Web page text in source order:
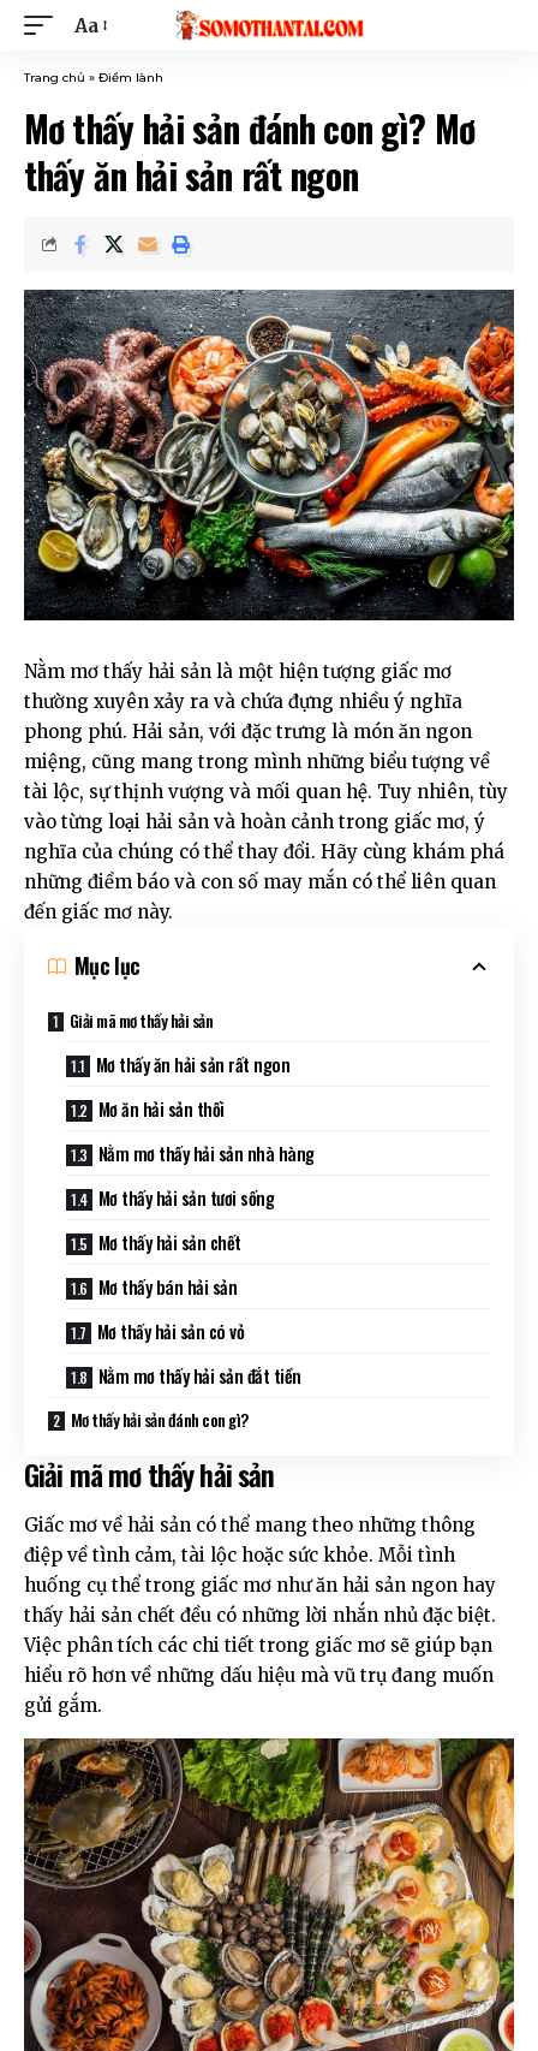
Aa
Trang chủ » Điềm lành
Mơ thấy hải sản đánh con gì? Mơ
thấy ăn hải sản rất ngon
Nằm mơ thấy hải sản là một hiện tượng giấc mơ
thường xuyên xảy ra và chứa đựng nhiều ý nghĩa
phong phú. Hải sản, với đặc trưng là món ăn ngon
miệng, cũng mang trong mình những biểu tượng về
tài lộc, sự thịnh vượng và mối quan hệ. Tuy nhiên, tùy
vào từng loại hải sản và hoàn cảnh trong giấc mơ, ý
nghĩa của chúng có thể thay đổi. Hãy cùng khám phá
những điềm báo và con số may mắn có thể liên quan
đến giấc mơ này.
Mục lục
Giải mã mơ thấy hải sản
Mơ thấy ăn hải sản rất ngon
Mơ ăn hải sản thối
Nằm mơ thấy hải sản nhà hàng
Mơ thấy hải sản tươi sống
Mơ thấy hải sản chết
Mơ thấy bán hải sản
Mơ thấy hải sản có vỏ
Nằm mơ thấy hải sản đắt tiền
Mơ thấy hải sản đánh con gì?
Giải mã mơ thấy hải sản
Giấc mơ về hải sản có thể mang theo những thông
điệp về tình cảm, tài lộc hoặc sức khỏe. Mỗi tình
huống cụ thể trong giấc mơ như ăn hải sản ngon hay
thấy hải sản chết đều có những lời nhắn nhủ đặc biệt.
Việc phân tích các chi tiết trong giấc mơ sẽ giúp bạn
hiểu rõ hơn về những dấu hiệu mà vũ trụ đang muốn
gửi gắm.